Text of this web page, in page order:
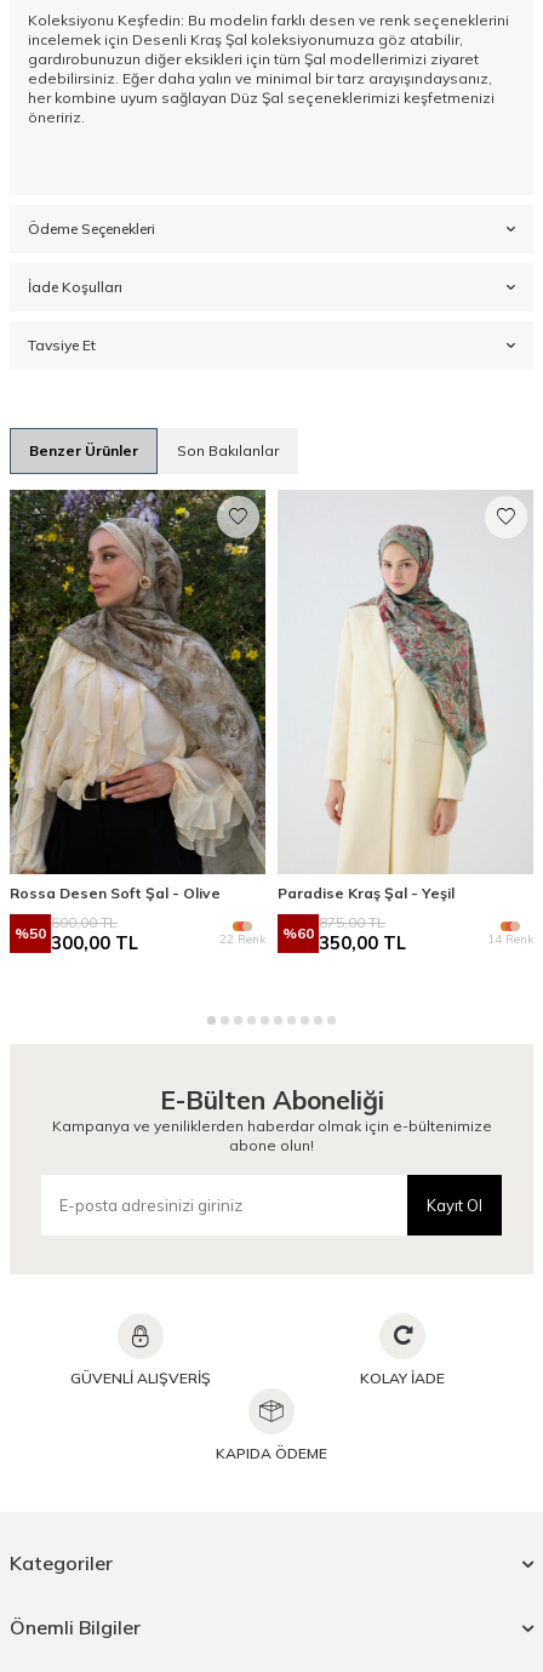
Koleksiyonu Keşfedin: Bu modelin farklı desen ve renk seçeneklerini
incelemek için Desenli Kraş Şal koleksiyonumuza göz atabilir,
gardırobunuzun diğer eksikleri için tüm Şal modellerimizi ziyaret
edebilirsiniz. Eğer daha yalın ve minimal bir tarz arayışındaysanız,
her kombine uyum sağlayan Düz Şal seçeneklerimizi keşfetmenizi
öneririz.
Ödeme Seçenekleri
İade Koşulları
Tavsiye Et
Benzer Ürünler Son Bakılanlar
Rossa Desen Soft Şal - Olive
%50
600,00TL
300,00 TL 22 Renk
Paradise Kraş Şal - Yeşil
%60
875,00TL
350,00 TL 14 Renk
E-Bülten Aboneliği
Kampanya ve yeniliklerden haberdar olmak için e-bültenimize
abone olun!
Kayıt Ol
GÜVENLİ ALIŞVERİŞ KOLAY İADE
KAPIDA ÖDEME
Kategoriler
Önemli Bilgiler